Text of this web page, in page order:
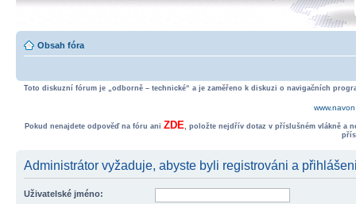
Obsah fóra
Toto diskuzní fórum je „odborně – technické“ a je zaměřeno k diskuzi o navigačních
Pokud nenajdete odpověď na fóru ani ZDE, položte nejdřív dotaz v příslušném vlákně a
Administrátor vyžaduje, abyste byli registrováni a
Uživatelské jméno: